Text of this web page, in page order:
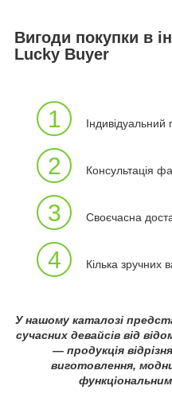
Вигоди покупки в
Lucky Buyer
1 Індивідуальний
2 Консультація
3 Своєчасна
4 Кілька зручних
У нашому каталозі
сучасних девайсів від
— продукція
виготовлення,